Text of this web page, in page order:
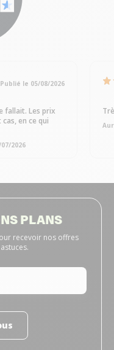
Publié le 05/08/2026
fallait. Les prix
en ce qui
2026
PLANS
recevoir nos offres